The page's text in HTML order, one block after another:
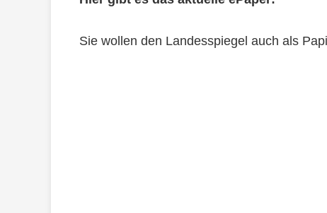
Sie wollen den Landesspiegel auch als